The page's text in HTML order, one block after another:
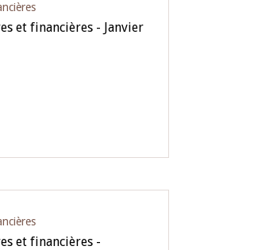
et financières - Janvier
et financières -